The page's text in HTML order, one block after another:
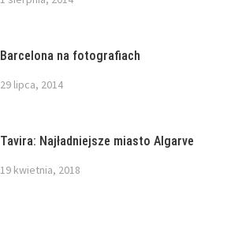
Barcelona na fotografiach
29 lipca, 2014
Tavira: Najładniejsze miasto Algarve
19 kwietnia, 2018